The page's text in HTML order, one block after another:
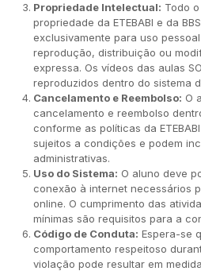
Propriedade Intelectual: Todo
propriedade da ETEBABI e da
exclusivamente para uso
reprodução, distribuição ou
expressa. Os vídeos das aulas
reproduzidos dentro do sistema
Cancelamento e Reembolso: O
cancelamento e reembolso
conforme as políticas da
sujeitos a condições e podem
administrativas.
Uso do Sistema: O aluno deve
conexão à internet necessários
online. O cumprimento das
mínimas são requisitos para a
Código de Conduta: Espera-se
comportamento respeitoso
violação pode resultar em